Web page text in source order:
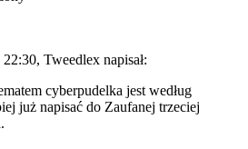
Tweedlex napisał:
cyberpudelka jest według
już napisać do Zaufanej trzeciej